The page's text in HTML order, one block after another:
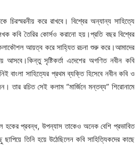
চিরস্মরনীয় করে রাখবে। বিশ্বের অন্যান্য সাহিত্যে
কবি তৈরির কোর্সও করানো হয়।প্রতি বছর বিশ্বের
কলাকৌশল আয়ত্ব করে সাহ্যিত রচনা শুরু করে।আমাদের
আসবে।কিন্তু সৃষ্টিকর্তা এদেশের অগণিত নবীন কবি
বাংলা সাহিত্যের প্রথম ব্যক্তি হিসেবে নবীন কবি ও
তার রচিত সেই কলাম “মার্জিনে মন্তব্য” শিরোনামে
প্রবন্ধ, উপন্যাস তাকেও অনেক বেশি প্রভাবিত
তিনি হয়ে উঠেছিলেন কবি সাহিত্যিকদের কাছে